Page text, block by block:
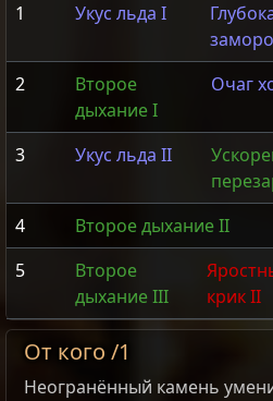
1
Укус льда I
2
Второе
дыхание I
Очаг
3
Укус льда II
4
Второе дыхание II
5
Второе
дыхание III
крик II
От кого /1
Неогранённый камень